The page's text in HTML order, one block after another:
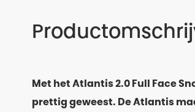
Met het Atlantis 2.0 Full Face
prettig geweest. De Atlantis